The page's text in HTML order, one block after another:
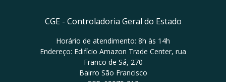
CGE - Controladoria Geral do Estado
Horário de atendimento: 8h às 14h
Endereço: Edifício Amazon Trade Center, rua
Franco de Sá, 270
Bairro São Francisco